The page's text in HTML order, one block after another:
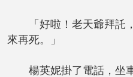
「好啦！老天爺拜託，
來再死。」
楊英妮掛了電話，坐車